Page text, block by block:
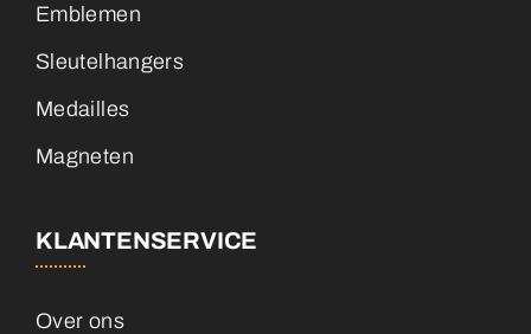
Emblemen
Sleutelhangers
Medailles
Magneten
KLANTENSERVICE
Over ons